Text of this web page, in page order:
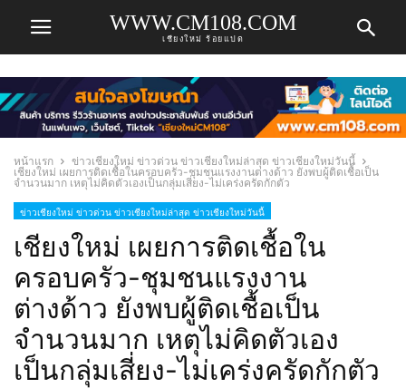
WWW.CM108.COM
เชียงใหม่ ร้อยแปด
หน้าแรก
ข่าวเชียงใหม่ ข่าวด่วน ข่าวเชียงใหม่ล่าสุด ข่าวเชียงใหม่วันนี้
เชียงใหม่ เผยการติดเชื้อในครอบครัว-ชุมชนแรงงานต่างด้าว ยังพบผู้ติดเชื้อเป็น
จำนวนมาก เหตุไม่คิดตัวเองเป็นกลุ่มเสี่ยง-ไม่เคร่งครัดกักตัว
ข่าวเชียงใหม่ ข่าวด่วน ข่าวเชียงใหม่ล่าสุด ข่าวเชียงใหม่วันนี้
เชียงใหม่ เผยการติดเชื้อใน
ครอบครัว-ชุมชนแรงงาน
ต่างด้าว ยังพบผู้ติดเชื้อเป็น
จำนวนมาก เหตุไม่คิดตัวเอง
เป็นกลุ่มเสี่ยง-ไม่เคร่งครัดกักตัว